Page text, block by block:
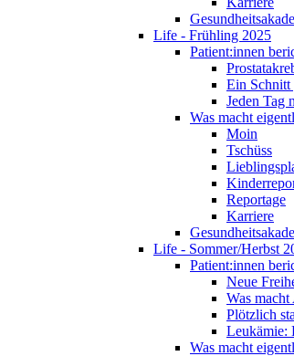
Life - Frühling 2025
Patient:innen
Ein Schnitt
Jeden Tag
Was macht
Moin
Tschüss
Reportage
Karriere
Life - Sommer/Herbst
Patient:innen
Neue
Was
Plötzlich
Leukämie:
Was macht